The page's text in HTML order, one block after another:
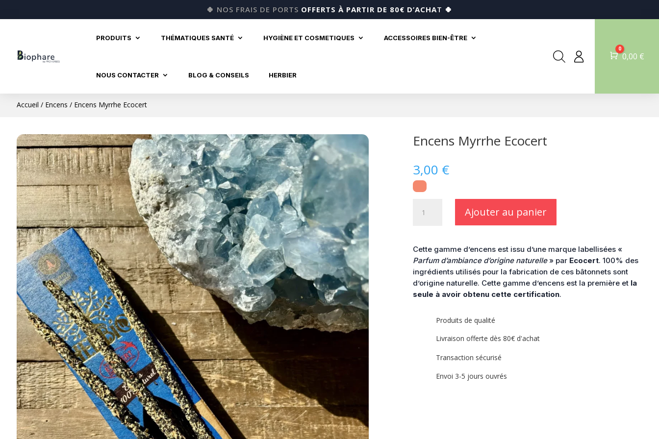
🍀 NOS FRAIS DE PORTS OFFERTS À PARTIR DE 80€ D’ACHAT 🍀
PRODUITS THÉMATIQUES SANTÉ HYGIÈNE ET COSMETIQUES ACCESSOIRES BIEN-ÊTRE
NOUS CONTACTER BLOG & CONSEILS HERBIER
Panier
0
0,00 €
Accueil / Encens / Encens Myrrhe Ecocert
Encens Myrrhe Ecocert
3,00 €
Ecocert
Ajouter au panier
Cette gamme d’encens est issu d’une marque labellisées «
Parfum d’ambiance d’origine naturelle» par Ecocert. 100% des
ingrédients utilisés pour la fabrication de ces bâtonnets sont
d’origine naturelle. Cette gamme d’encens est la première et la
seule à avoir obtenu cette certification.
Produits de qualité
Livraison offerte dès 80€ d'achat
Transaction sécurisé
Envoi 3-5 jours ouvrés